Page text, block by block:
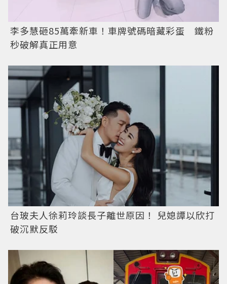
李多慧砸85萬牽新車！車牌號碼暗藏彩蛋 鐵粉
秒破解真正用意
台玻夫人徐莉玲談長子離世原因！ 兒媳譚以欣打
破沉默反駁